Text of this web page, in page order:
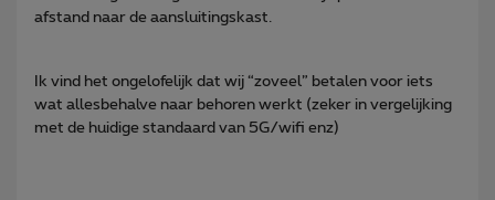
afstand naar de aansluitingskast.
Ik vind het ongelofelijk dat wij “zoveel” betalen voor iets
wat allesbehalve naar behoren werkt (zeker in vergelijking
met de huidige standaard van 5G/wifi enz)